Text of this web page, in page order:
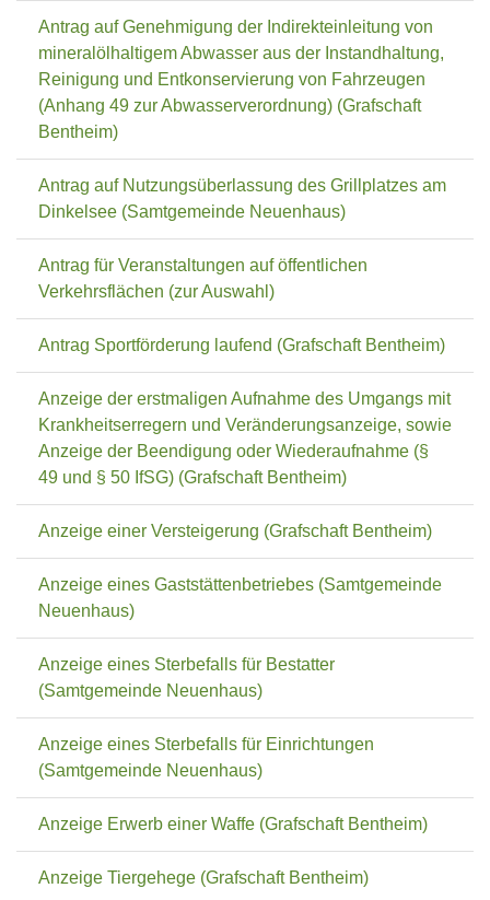
Antrag auf Genehmigung der Indirekteinleitung von
mineralölhaltigem Abwasser aus der Instandhaltung,
Reinigung und Entkonservierung von Fahrzeugen
(Anhang 49 zur Abwasserverordnung) (Grafschaft
Bentheim)
Antrag auf Nutzungsüberlassung des Grillplatzes am
Dinkelsee (Samtgemeinde Neuenhaus)
Antrag für Veranstaltungen auf öffentlichen
Verkehrsflächen (zur Auswahl)
Antrag Sportförderung laufend (Grafschaft Bentheim)
Anzeige der erstmaligen Aufnahme des Umgangs mit
Krankheitserregern und Veränderungsanzeige, sowie
Anzeige der Beendigung oder Wiederaufnahme (§
49 und § 50 IfSG) (Grafschaft Bentheim)
Anzeige einer Versteigerung (Grafschaft Bentheim)
Anzeige eines Gaststättenbetriebes (Samtgemeinde
Neuenhaus)
Anzeige eines Sterbefalls für Bestatter
(Samtgemeinde Neuenhaus)
Anzeige eines Sterbefalls für Einrichtungen
(Samtgemeinde Neuenhaus)
Anzeige Erwerb einer Waffe (Grafschaft Bentheim)
Anzeige Tiergehege (Grafschaft Bentheim)